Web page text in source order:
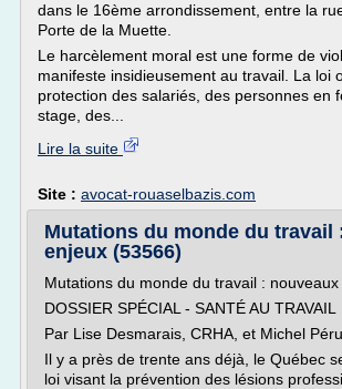
dans le 16ème arrondissement, entre la
Porte de la Muette.
Le harcèlement moral est une forme de
manifeste insidieusement au travail. La loi
protection des salariés, des personnes en
stage, des...
Lire la suite
Site : avocat-rouaselbazis.com
Mutations du monde du travail
enjeux (53566)
Mutations du monde du travail :
DOSSIER SPÉCIAL - SANTÉ AU TRAVAIL
Par Lise Desmarais, CRHA, et Michel
Il y a près de trente ans déjà, le Québec
loi visant la prévention des lésions